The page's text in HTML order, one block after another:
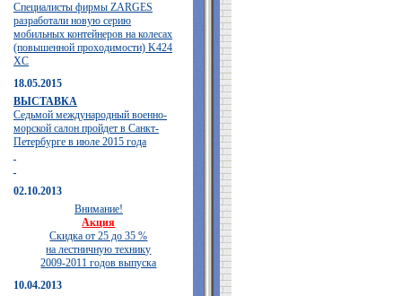
Специалисты фирмы ZARGES
разработали новую серию
мобильных контейнеров на колесах
(повышенной проходимости) K424
XC
18.05.2015
ВЫСТАВКА
Седьмой международный военно-
морской салон пройдет в Санкт-
Петербурге в июле 2015 года
02.10.2013
Внимание!
Акция
Скидка от 25 до 35 %
на лестничную технику
2009-2011 годов выпуска
10.04.2013